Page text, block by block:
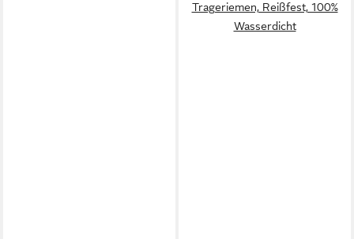
Trageriemen, Reißfest, 100%
Wasserdicht